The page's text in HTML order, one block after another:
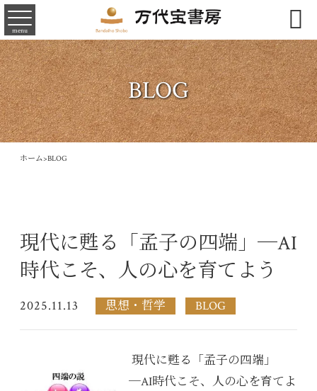
menu 
BLOG
ホーム>BLOG
現代に甦る「孟子の四端」─AI
時代こそ、人の心を育てよう
2025.11.13 思想・哲学 BLOG
現代に甦る「孟子の四端」
─AI時代こそ、人の心を育てよ